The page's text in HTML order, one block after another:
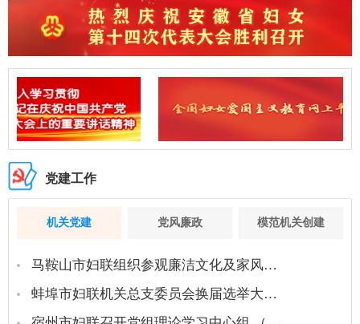
党建工作
机关党建 党风廉政 模范机关创建
马鞍山市妇联组织参观廉洁文化及家风…
蚌埠市妇联机关总支委员会换届选举大…